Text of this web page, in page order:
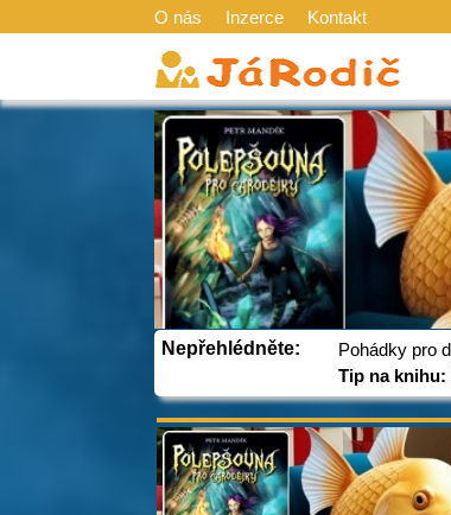
O nás Inzerce Kontakt
Nepřehlédněte:
Pohádky pro
Tip na